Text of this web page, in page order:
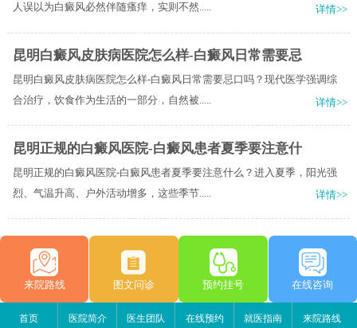
人误以为白癜风必然伴随瘙痒，实则不然.....
详情>>
昆明白癜风皮肤病医院怎么样-白癜风日常需要忌
昆明白癜风皮肤病医院怎么样-白癜风日常需要忌口吗？现代医学强调综
合治疗，饮食作为生活的一部分，自然被.....
详情>>
昆明正规的白癜风医院-白癜风患者夏季要注意什
昆明正规的白癜风医院-白癜风患者夏季要注意什么？进入夏季，阳光强
烈、气温升高、户外活动增多，这些季节.....
详情>>
来院路线 图文问诊 预约挂号 在线咨询
首页 医院简介 医生团队 在线预约 就医指南 来院路线